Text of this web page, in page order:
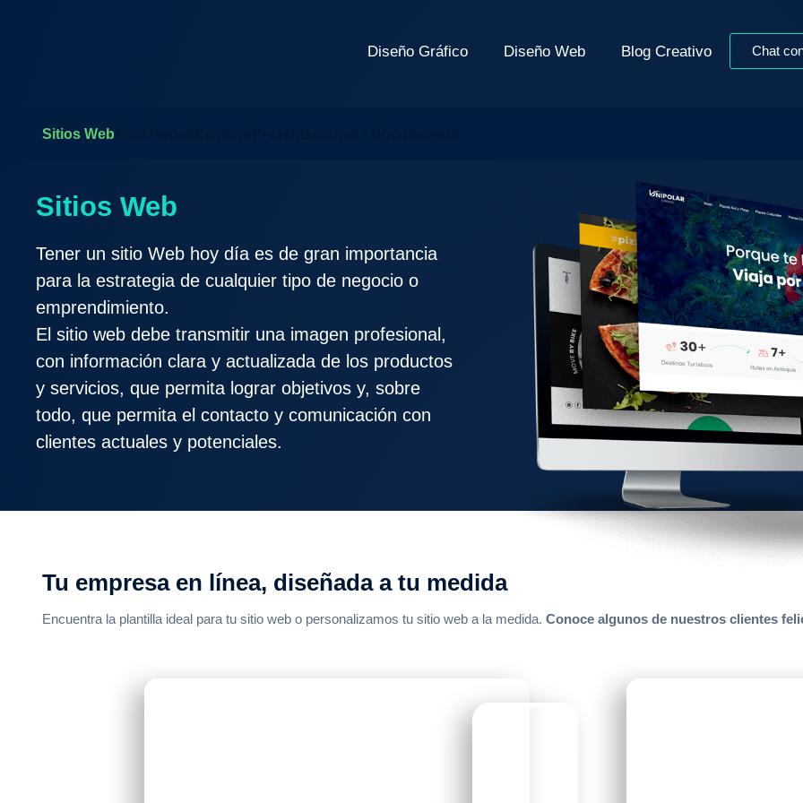
Diseño Gráfico Diseño Web Blog Creativo Chat
Sitios Web
Sitios Web
Tener un sitio Web hoy día es de gran importancia
para la estrategia de cualquier tipo de negocio o
emprendimiento.
El sitio web debe transmitir una imagen profesional,
con información clara y actualizada de los productos
y servicios, que permita lograr objetivos y, sobre
todo, que permita el contacto y comunicación con
clientes actuales y potenciales.
Tu empresa en línea, diseñada a tu medida
Encuentra la plantilla ideal para tu sitio web o personalizamos tu sitio web a la medida. Conoce algunos de nuestros clientes